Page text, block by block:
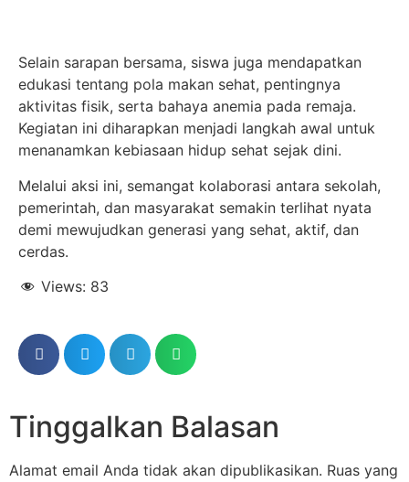
Selain sarapan bersama, siswa juga mendapatkan
edukasi tentang pola makan sehat, pentingnya
aktivitas fisik, serta bahaya anemia pada remaja.
Kegiatan ini diharapkan menjadi langkah awal untuk
menanamkan kebiasaan hidup sehat sejak dini.
Melalui aksi ini, semangat kolaborasi antara sekolah,
pemerintah, dan masyarakat semakin terlihat nyata
demi mewujudkan generasi yang sehat, aktif, dan
cerdas.
Views: 83
Tinggalkan Balasan
Alamat email Anda tidak akan dipublikasikan. Ruas yang